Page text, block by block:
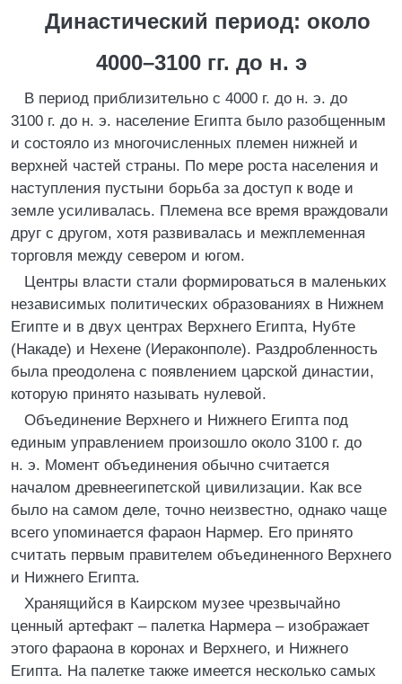
Династический период: около
4000–3100 гг. до н. э
В период приблизительно с 4000 г. до н. э. до
3100 г. до н. э. население Египта было разобщенным
и состояло из многочисленных племен нижней и
верхней частей страны. По мере роста населения и
наступления пустыни борьба за доступ к воде и
земле усиливалась. Племена все время враждовали
друг с другом, хотя развивалась и межплеменная
торговля между севером и югом.
Центры власти стали формироваться в маленьких
независимых политических образованиях в Нижнем
Египте и в двух центрах Верхнего Египта, Нубте
(Накаде) и Нехене (Иераконполе). Раздробленность
была преодолена с появлением царской династии,
которую принято называть нулевой.
Объединение Верхнего и Нижнего Египта под
единым управлением произошло около 3100 г. до
н. э. Момент объединения обычно считается
началом древнеегипетской цивилизации. Как все
было на самом деле, точно неизвестно, однако чаще
всего упоминается фараон Нармер. Его принято
считать первым правителем объединенного Верхнего
и Нижнего Египта.
Хранящийся в Каирском музее чрезвычайно
ценный артефакт – палетка Нармера – изображает
этого фараона в коронах и Верхнего, и Нижнего
Египта. На палетке также имеется несколько самых